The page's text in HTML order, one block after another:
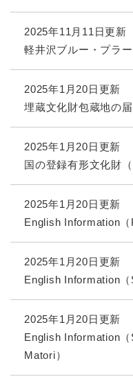
2025年11月11日更新
軽井沢ブルー・プラ
2025年1月20日更新
埋蔵文化財包蔵地の
2025年1月20日更新
国の登録有形文化財
2025年1月20日更新
English Information（
2025年1月20日更新
English Information（
2025年1月20日更新
English Information
Matori）